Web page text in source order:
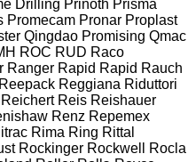
Drilling Prinoth Prisma
Promecam Pronar Proplast
Qingdao Promising Qmac
ROC RUD Raco
Ranger Rapid Rapid Rauch
Reepack Reggiana Riduttori
Reichert Reis Reishauer
Renz Repemex
Rima Ring Rittal
Rockinger Rockwell
Rocla